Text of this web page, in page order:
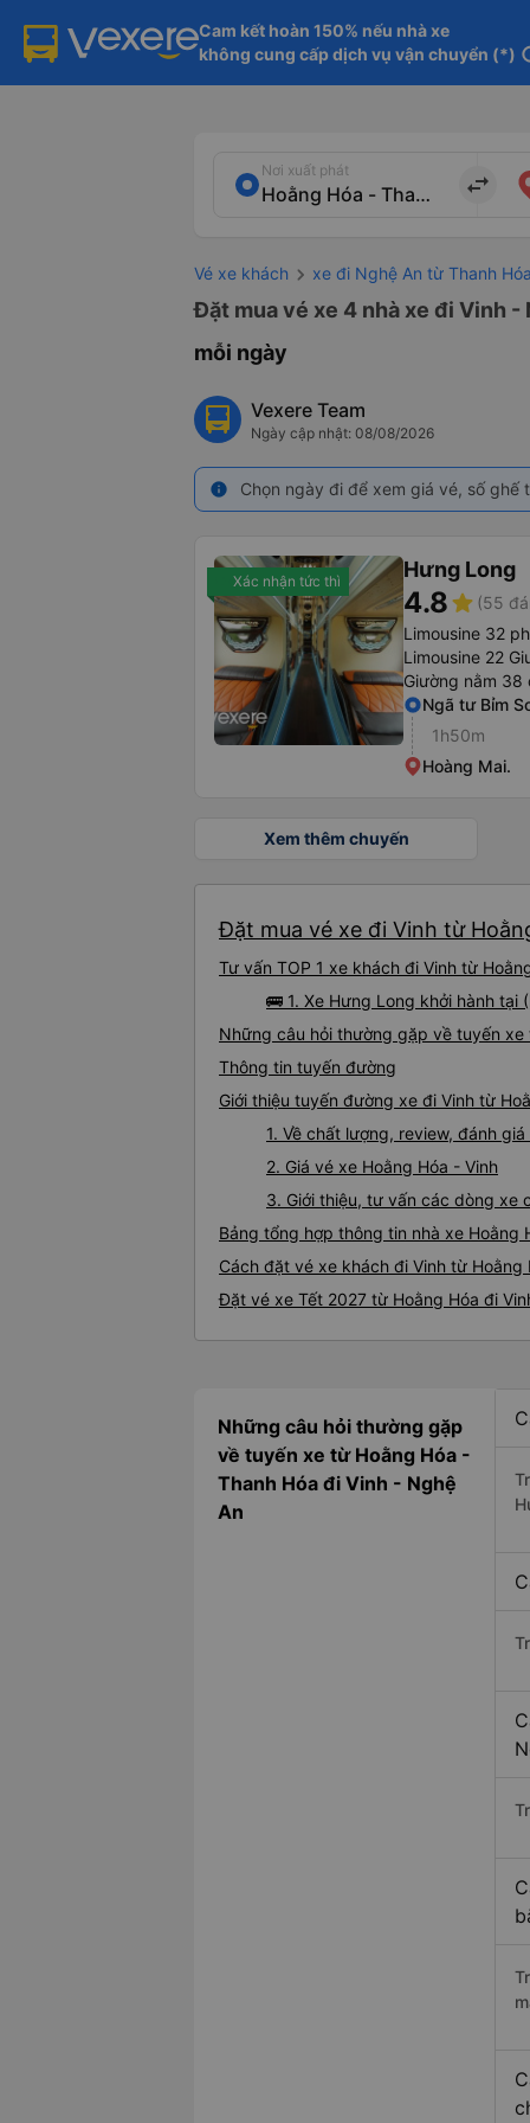
Cam kết hoàn 150% nếu nhà xe
không cung cấp dịch vụ vận chuyển (*)
Nơi xuất phát
import_export
Vé xe khách xe đi Nghệ An từ Thanh Hóa
Đặt mua vé xe 4 nhà xe đi Vinh
mỗi ngày
Vexere Team
Ngày cập nhật: 08/08/2026
info Chọn ngày đi để xem giá vé, số
Xác nhận tức thì Hưng Long
4.8star (55
Limousine 32
Limousine 22
Giường nằm 38
Ngã tư Bỉm
1h50m
Hoàng Mai.
Xem thêm chuyến
Đặt mua vé xe đi Vinh từ
Tư vấn TOP 1 xe khách đi Vinh từ
🚌 1. Xe Hưng Long khởi hành tại
Những câu hỏi thường gặp về tuyến xe
Thông tin tuyến đường
Giới thiệu tuyến đường xe đi Vinh từ
1. Về chất lượng, review, đánh
2. Giá vé xe Hoằng Hóa - Vinh
3. Giới thiệu, tư vấn các dòng xe
Bảng tổng hợp thông tin nhà xe Hoằng
Cách đặt vé xe khách đi Vinh từ Hoằng
Đặt vé xe Tết 2027 từ Hoằng Hóa đi
Những câu hỏi thường gặp
về tuyến xe từ Hoằng Hóa -
Thanh Hóa đi Vinh - Nghệ
An